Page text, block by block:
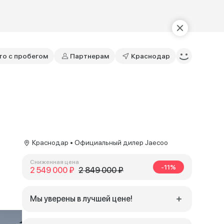
с пробегом Партнерам Краснодар
Краснодар • Официальный дилер Jaecoo
Сниженная цена
2 549 000 ₽ 2 849 000 ₽ -11%
Мы уверены в лучшей цене!